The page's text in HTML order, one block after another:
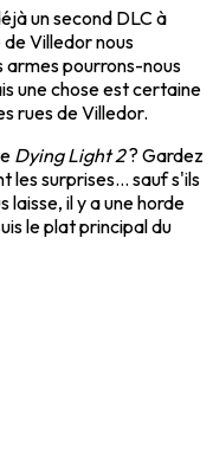
un second DLC à
Villedor nous
armes pourrons-nous
une chose est certaine
rues de Villedor.
Dying Light 2? Gardez
les surprises... sauf s'ils
laisse, il y a une horde
le plat principal du